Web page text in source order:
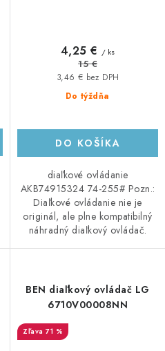
Do týždňa
3,46 € bez DPH
4,25 € / ks
15 €
DO KOŠÍKA
diaľkové ovládanie
AKB74915324 74-255# Pozn.:
Diaľkové ovládanie nie je
originál, ale plne kompatibilný
náhradný diaľkový ovládač.
BEN diaľkový ovládač LG
6710V00008NN
71 %